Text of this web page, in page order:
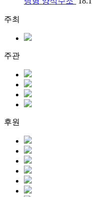
주최
주관
후원